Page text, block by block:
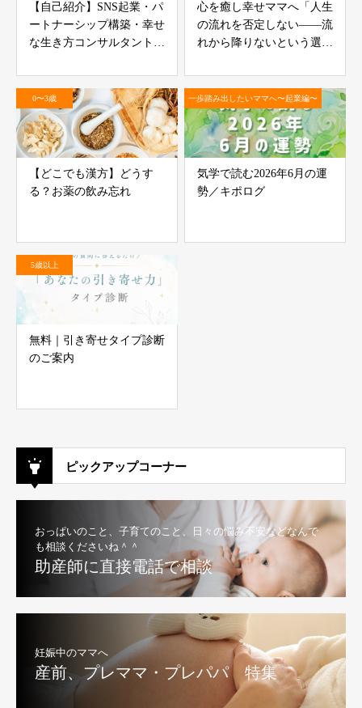
【自己紹介】SNS起業・パ
ートナーシップ構築・幸せ
な生き方コンサルタント
心を癒し幸せママへ「人生
の流れを否定しない――流
れから降りないという選
0〜3歳
【どこでも漢方】どうす
る？お薬の飲み忘れ
一歩踏み出したいママへ〜起業編〜
気学で読む2026年6月の運
勢／キポログ
5歳以上
無料｜引き寄せタイプ診断
のご案内
ピックアップコーナー
おっぱいのこと、子育てのこと、日々の悩み不安などなんで
も相談くださいね＾＾
助産師に直接電話で相談
妊娠中のママへ
産前、プレママ・プレパパ 特集